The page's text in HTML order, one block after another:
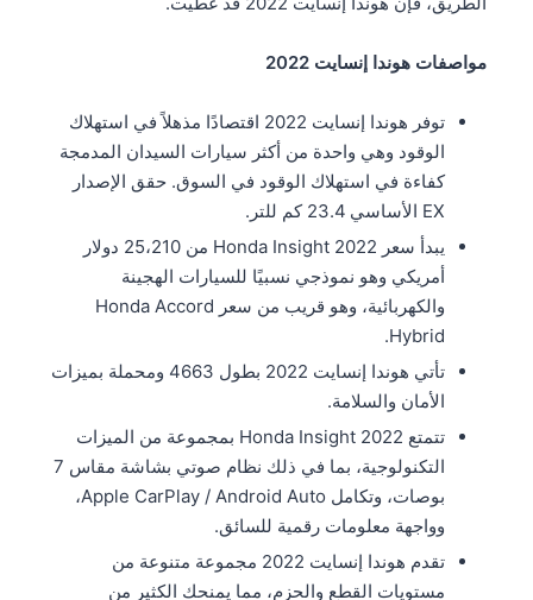
مواصفات هوندا إنسايت 2022
توفر هوندا إنسايت 2022 اقتصادًا مذهلاً في استهلاك
الوقود وهي واحدة من أكثر سيارات السيدان المدمجة
كفاءة في استهلاك الوقود في السوق. حقق الإصدار
EX الأساسي 23.4 كم للتر.
يبدأ سعر Honda Insight 2022 من 25،210 دولار
أمريكي وهو نموذجي نسبيًا للسيارات الهجينة
والكهربائية، وهو قريب من سعر Honda Accord
Hybrid.
تأتي هوندا إنسايت 2022 بطول 4663 ومحملة بميزات
الأمان والسلامة.
تتمتع Honda Insight 2022 بمجموعة من الميزات
التكنولوجية، بما في ذلك نظام صوتي بشاشة مقاس 7
بوصات، وتكامل Apple CarPlay / Android Auto،
وواجهة معلومات رقمية للسائق.
تقدم هوندا إنسايت 2022 مجموعة متنوعة من
مستويات القطع والحزم، مما يمنحك الكثير من